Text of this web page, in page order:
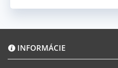
INFORMÁCIE